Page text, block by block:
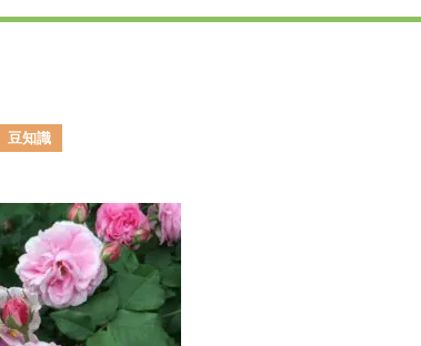
豆知識